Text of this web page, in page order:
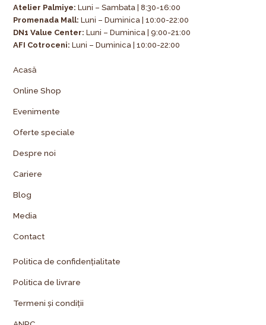
Atelier Palmiye: Luni – Sambata | 8:30-16:00
Promenada Mall: Luni – Duminica | 10:00-22:00
DN1 Value Center: Luni – Duminica | 9:00-21:00
AFI Cotroceni: Luni – Duminica | 10:00-22:00
Acasă
Online Shop
Evenimente
Oferte speciale
Despre noi
Cariere
Blog
Media
Contact
Politica de confidențialitate
Politica de livrare
Termeni și condiții